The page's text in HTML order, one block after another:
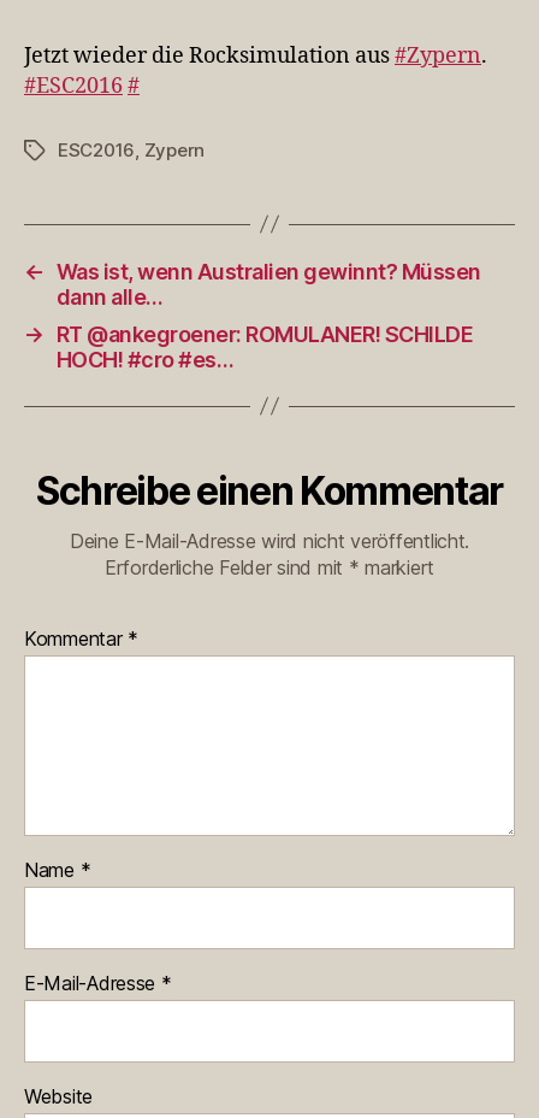
aus
Jetzt wieder die Rocksimulation aus#Zypern.
#ESC2016 #
Schlagwörter
ESC2016 Zypern
← Was ist, wenn Australien gewinnt? Müssen
dann alle…
→
RT @ankegroener: ROMULANER! SCHILDE
HOCH! #cro #es…
Schreibe einen Kommentar
Deine E-Mail-Adresse wird nicht veröffentlicht.
Erforderliche Felder sind mit * markiert
Kommentar *
Name *
E-Mail-Adresse *
Website